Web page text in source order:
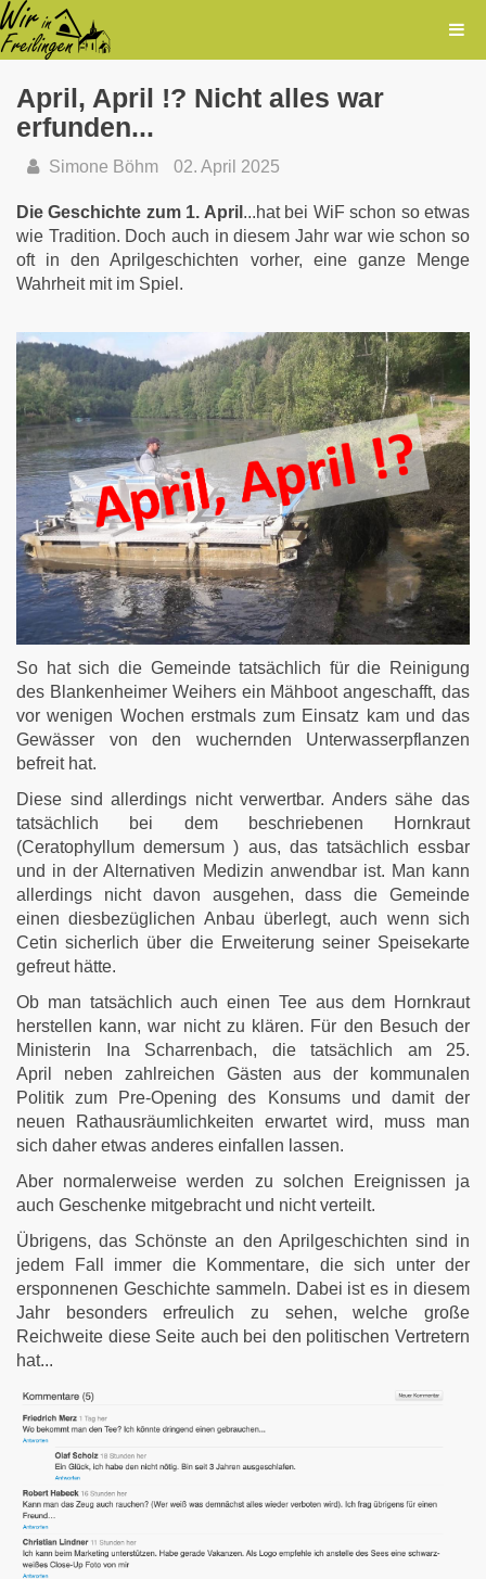
April, April !? Nicht alles war
erfunden...
Simone Böhm 02. April 2025
Die Geschichte zum 1. April ...hat bei WiF schon so etwas
wie Tradition. Doch auch in diesem Jahr war wie schon so
oft in den Aprilgeschichten vorher, eine ganze Menge
Wahrheit mit im Spiel.
So hat sich die Gemeinde tatsächlich für die Reinigung
des Blankenheimer Weihers ein Mähboot angeschafft, das
vor wenigen Wochen erstmals zum Einsatz kam und das
Gewässer von den wuchernden Unterwasserpflanzen
befreit hat.
Diese sind allerdings nicht verwertbar. Anders sähe das
tatsächlich bei dem beschriebenen Hornkraut
(Ceratophyllum demersum ) aus, das tatsächlich essbar
und in der Alternativen Medizin anwendbar ist. Man kann
allerdings nicht davon ausgehen, dass die Gemeinde
einen diesbezüglichen Anbau überlegt, auch wenn sich
Cetin sicherlich über die Erweiterung seiner Speisekarte
gefreut hätte.
Ob man tatsächlich auch einen Tee aus dem Hornkraut
herstellen kann, war nicht zu klären. Für den Besuch der
Ministerin Ina Scharrenbach, die tatsächlich am 25.
April neben zahlreichen Gästen aus der kommunalen
Politik zum Pre-Opening des Konsums und damit der
neuen Rathausräumlichkeiten erwartet wird, muss man
sich daher etwas anderes einfallen lassen.
Aber normalerweise werden zu solchen Ereignissen ja
auch Geschenke mitgebracht und nicht verteilt.
Übrigens, das Schönste an den Aprilgeschichten sind in
jedem Fall immer die Kommentare, die sich unter der
ersponnenen Geschichte sammeln. Dabei ist es in diesem
Jahr besonders erfreulich zu sehen, welche große
Reichweite diese Seite auch bei den politischen Vertretern
hat...